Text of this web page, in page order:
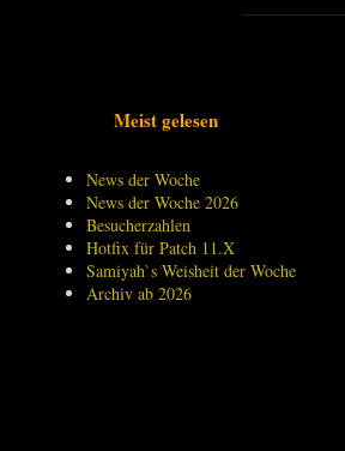
Meist gelesen
News der Woche
News der Woche 2026
Besucherzahlen
Hotfix für Patch 11.X
Samiyah`s Weisheit der Woche
Archiv ab 2026